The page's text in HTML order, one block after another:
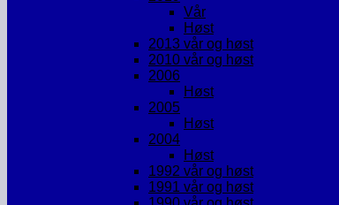
Vår
Høst
2013 vår og høst
2010 vår og høst
2006
Høst
2005
Høst
2004
Høst
1992 vår og høst
1991 vår og høst